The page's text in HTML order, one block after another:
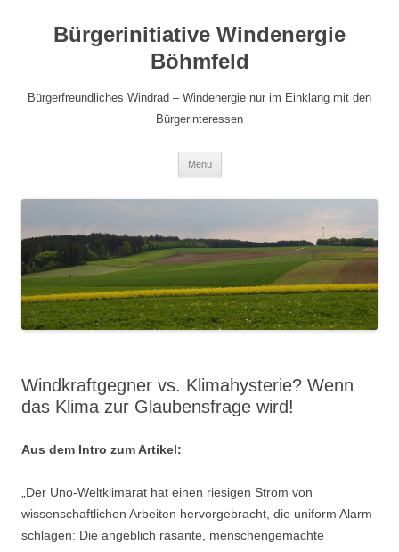
Bürgerinitiative Windenergie
Böhmfeld
Bürgerfreundliches Windrad – Windenergie nur im Einklang mit den
Bürgerinteressen
Menü
Windkraftgegner vs. Klimahysterie? Wenn
das Klima zur Glaubensfrage wird!
Aus dem Intro zum Artikel:
„Der Uno-Weltklimarat hat einen riesigen Strom von
wissenschaftlichen Arbeiten hervorgebracht, die uniform Alarm
schlagen: Die angeblich rasante, menschengemachte